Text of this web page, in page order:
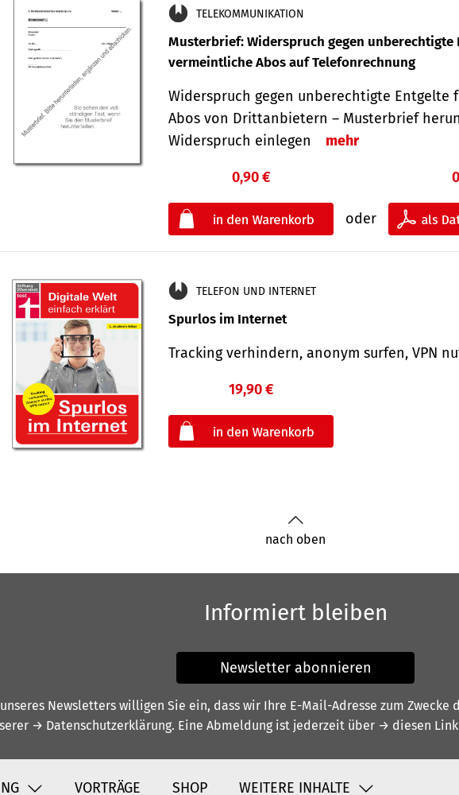
TELEKOMMUNIKATION
Musterbrief: Widerspruch gegen unberechtigte
vermeintliche Abos auf Telefonrechnung
Widerspruch gegen unberechtigte Entgelte
Abos von Drittanbietern – Musterbrief
Widerspruch einlegen
mehr
0,90 €
oder
TELEFON UND INTERNET
Spurlos im Internet
Tracking verhindern, anonym surfen, VPN
19,90 €
nach oben
Informiert bleiben
Newsletter abonnieren
Newsletters willigen Sie ein, dass wir Ihre E-Mail-Adresse zum Zwecke
→ Datenschutzerklärung. Eine Abmeldung ist jederzeit über → diesen Link
VORTRÄGE SHOP WEITERE INHALTE